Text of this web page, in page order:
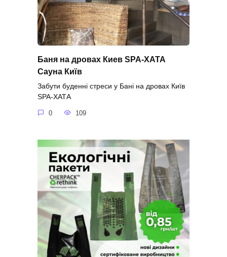
Баня на дровах Киев SPA-ХАТА
Сауна Київ
Забути буденні стреси у Бані на дровах Київ
SPA-ХАТА
0 109